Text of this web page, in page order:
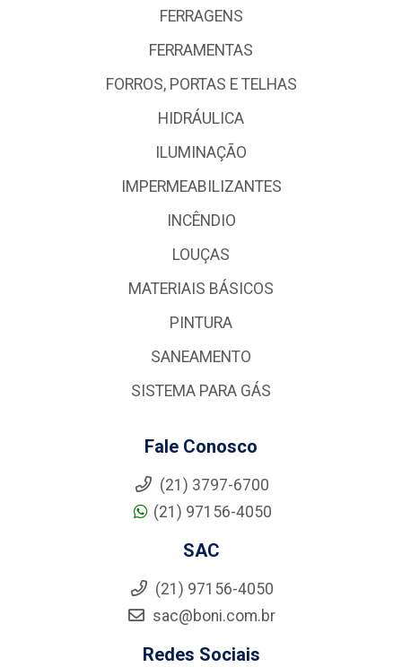
FERRAGENS
FERRAMENTAS
FORROS, PORTAS E TELHAS
HIDRÁULICA
ILUMINAÇÃO
IMPERMEABILIZANTES
INCÊNDIO
LOUÇAS
MATERIAIS BÁSICOS
PINTURA
SANEAMENTO
SISTEMA PARA GÁS
Fale Conosco
(21) 3797-6700
(21) 97156-4050
SAC
(21) 97156-4050
sac@boni.com.br
Redes Sociais